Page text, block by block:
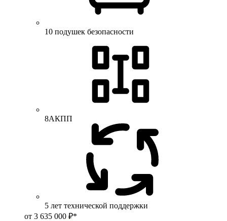
10 подушек безопасности
8АКПП
5 лет технической поддержки
от 3 635 000 ₽*